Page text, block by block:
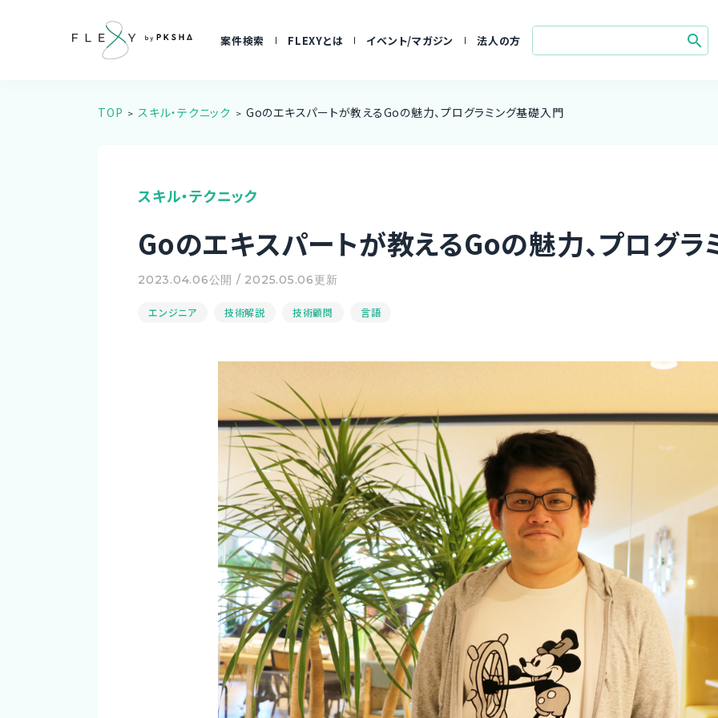
案件検索 FLEXYとは イベント/マガジン 法人の方 search
TOP スキル・テクニック Goのエキスパートが教えるGoの魅力、プログラミング基礎入門
スキル・テクニック
Goのエキスパートが教えるGoの魅力、プログ
2023.04.06公開 / 2025.05.06更新
エンジニア 技術解説 技術顧問 言語